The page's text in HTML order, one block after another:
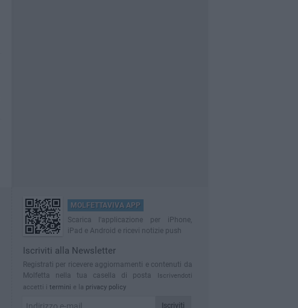
MOLFETTAVIVA APP
Scarica l'applicazione per iPhone,
iPad e Android e ricevi notizie push
Iscriviti alla Newsletter
Registrati per ricevere aggiornamenti e contenuti da
Molfetta nella tua casella di posta
Iscrivendoti
accetti i termini e la privacy policy
Iscriviti